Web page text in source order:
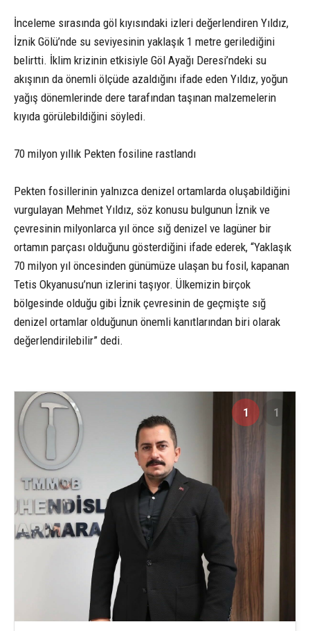
İnceleme sırasında göl kıyısındaki izleri değerlendiren Yıldız,
İznik Gölü’nde su seviyesinin yaklaşık 1 metre gerilediğini
belirtti. İklim krizinin etkisiyle Göl Ayağı Deresi’ndeki su
akışının da önemli ölçüde azaldığını ifade eden Yıldız, yoğun
yağış dönemlerinde dere tarafından taşınan malzemelerin
kıyıda görülebildiğini söyledi.
70 milyon yıllık Pekten fosiline rastlandı
Pekten fosillerinin yalnızca denizel ortamlarda oluşabildiğini
vurgulayan Mehmet Yıldız, söz konusu bulgunun İznik ve
çevresinin milyonlarca yıl önce sığ denizel ve lagüner bir
ortamın parçası olduğunu gösterdiğini ifade ederek, “Yaklaşık
70 milyon yıl öncesinden günümüze ulaşan bu fosil, kapanan
Tetis Okyanusu’nun izlerini taşıyor. Ülkemizin birçok
bölgesinde olduğu gibi İznik çevresinin de geçmişte sığ
denizel ortamlar olduğunun önemli kanıtlarından biri olarak
değerlendirilebilir” dedi.
1 1